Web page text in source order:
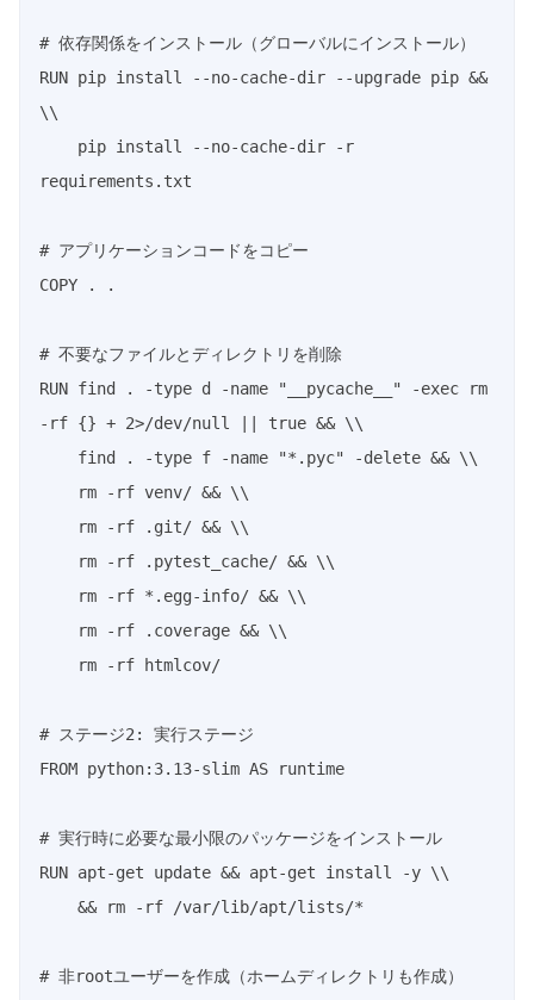
# 依存関係をインストール（グローバルにインストール）
RUN pip install --no-cache-dir --upgrade pip &&
\\
requirements.txt
# アプリケーションコードをコピー
COPY . .
# 不要なファイルとディレクトリを削除
RUN find . -type d -name "__pycache__" -exec rm
-rf {} + 2>/dev/null || true && \\
# ステージ2: 実行ステージ
FROM python:3.13-slim AS runtime
# 実行時に必要な最小限のパッケージをインストール
RUN apt-get update && apt-get install -y \\
# 非rootユーザーを作成（ホームディレクトリも作成）